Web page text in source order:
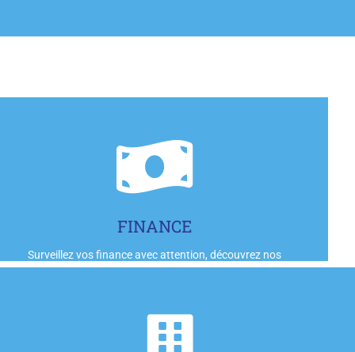
FINANCE
Surveillez vos finance avec attention, découvrez nos
articles.